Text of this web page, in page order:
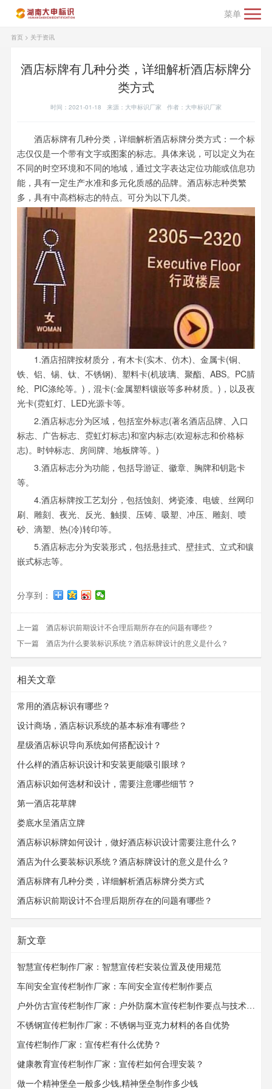
菜单
首页> 关于资讯
酒店标牌有几种分类，详细解析酒店标牌分
类方式
时间：2021-01-18 来源：大申标识厂家 作者：大申标识厂家
酒店标牌有几种分类，详细解析酒店标牌分类方式：一个标
志仅仅是一个带有文字或图案的标志。具体来说，可以定义为在
不同的时空环境和不同的地域，通过文字表达定位功能或信息功
能，具有一定生产水准和多元化质感的品牌。酒店标志种类繁
多，具有中高档标志的特点。可分为以下几类。
1.酒店招牌按材质分，有木卡(实木、仿木)、金属卡(铜、
铁、铝、锡、钛、不锈钢)、塑料卡(机玻璃、聚酯、ABS。PC腈
纶、PIC涤纶等。)，混卡(:金属塑料镶嵌等多种材质。)，以及夜
光卡(霓虹灯、LED光源卡等。
2.酒店标志分为区域，包括室外标志(著名酒店品牌、入口
标志、广告标志、霓虹灯标志)和室内标志(欢迎标志和价格标
志)。时钟标志、房间牌、地板牌等。)
3.酒店标志分为功能，包括导游证、徽章、胸牌和钥匙卡
等。
4.酒店标牌按工艺划分，包括蚀刻、烤瓷漆、电镀、丝网印
刷、雕刻、夜光、反光、触摸、压铸、吸塑、冲压、雕刻、喷
砂、滴塑、热(冷)转印等。
5.酒店标志分为安装形式，包括悬挂式、壁挂式、立式和镶
嵌式标志等。
分享到：
上一篇 酒店标识前期设计不合理后期所存在的问题有哪些？
下一篇 酒店为什么要装标识系统？酒店标牌设计的意义是什么？
相关文章
常用的酒店标识有哪些？
设计商场，酒店标识系统的基本标准有哪些？
星级酒店标识导向系统如何搭配设计？
什么样的酒店标识设计和安装更能吸引眼球？
酒店标识如何选材和设计，需要注意哪些细节？
第一酒店花草牌
娄底水呈酒店立牌
酒店标识标牌如何设计，做好酒店标识设计需要注意什么？
酒店为什么要装标识系统？酒店标牌设计的意义是什么？
酒店标牌有几种分类，详细解析酒店标牌分类方式
酒店标识前期设计不合理后期所存在的问题有哪些？
新文章
智慧宣传栏制作厂家：智慧宣传栏安装位置及使用规范
车间安全宣传栏制作厂家：车间安全宣传栏​​​​​​​制作要点
户外仿古宣传栏制作厂家：户外防腐木宣传栏制作要点与技术要求
不锈钢宣传栏制作厂家：不锈钢与亚克力材料的各自优势
宣传栏制作厂家：宣传栏有什么优势？
健康教育宣传栏制作厂家：宣传栏如何合理安装？
做一个精神堡垒一般多少钱,精神堡垒制作多少钱